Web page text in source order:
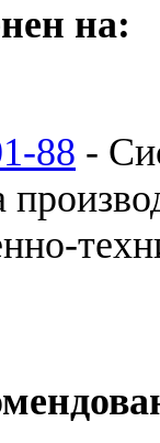
на:
88 -